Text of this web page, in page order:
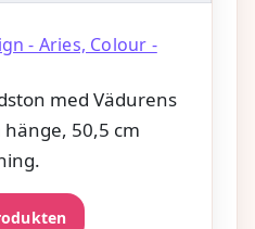
- Aries, Colour -
med Vädurens
50,5 cm